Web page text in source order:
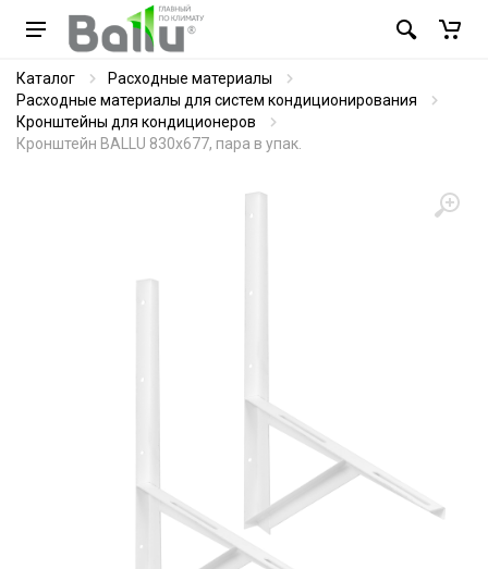
Каталог
Расходные материалы
Расходные материалы для систем кондиционирования
Кронштейны для кондиционеров
Кронштейн BALLU 830х677, пара в упак.